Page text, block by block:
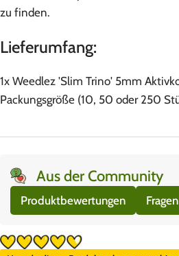
zu finden.
Lieferumfang:
1x Weedlez 'Slim Trino' 5mm
Packungsgröße (10, 50 oder 250
Aus der Community
Produktbewertungen